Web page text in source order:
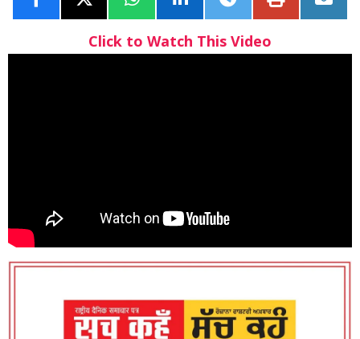
Click to Watch This Video